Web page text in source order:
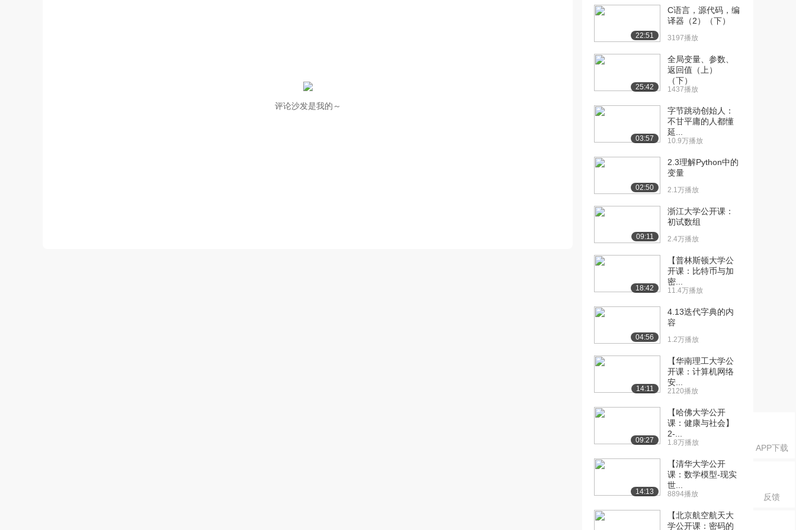
APP下载
反馈
评论沙发是我的～
2026播放
[11] 10 数据类型-实型 11:59
[12] 11 数据类型-字符型 10:33
2059播放
[14] 14 数据类型-布尔类型
1258播放
[15] 15 数据类型-数据的输
10:42
[16] 16 运算符-算术运算
10:53
[17] 17 运算符-算术运算
07:37
[18] 18 运算符-算术运算
符-递增递减
07:14
[19] 19 运算符-赋值运算符
1805播放
[20] 20 运算符-比较运算符
[21] 21 运算符-逻辑运算
04:26
[22] 22 运算符-逻辑运算
907播放
04:42
[23] 23 运算符-逻辑运算
04:57
22:51
C语言，源代码，编
译器（2）（下）
3197播放
25:42
全局变量、参数、
返回值（上）
（下）
1437播放
03:57
字节跳动创始人：
不甘平庸的人都懂
延...
10.9万播放
02:50
2.3理解Python中的
变量
2.1万播放
09:11
浙江大学公开课：
初试数组
2.4万播放
18:42
【普林斯顿大学公
开课：比特币与加
密...
11.4万播放
04:56
4.13迭代字典的内
容
1.2万播放
14:11
【华南理工大学公
开课：计算机网络
安...
2120播放
09:27
【哈佛大学公开
课：健康与社会】
2-...
1.8万播放
14:13
【清华大学公开
课：数学模型-现实
世...
8894播放
【北京航空航天大
学公开课：密码的